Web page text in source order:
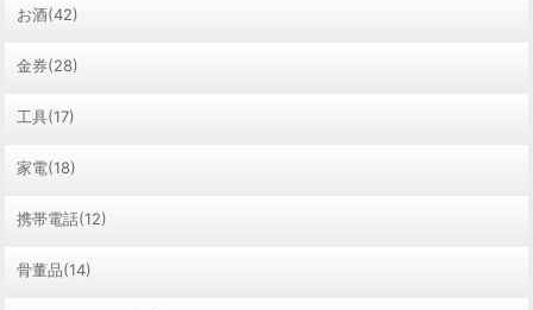
お酒(42)
金券(28)
工具(17)
家電(18)
携帯電話(12)
骨董品(14)